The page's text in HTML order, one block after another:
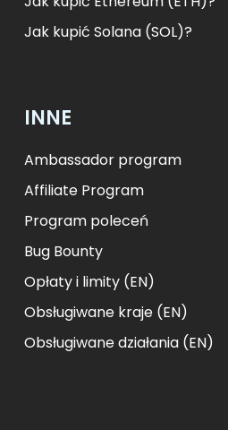
Jak kupić Solana (SOL)?
INNE
Ambassador program
Affiliate Program
Program poleceń
Bug Bounty
Opłaty i limity (EN)
Obsługiwane kraje (EN)
Obsługiwane działania (EN)